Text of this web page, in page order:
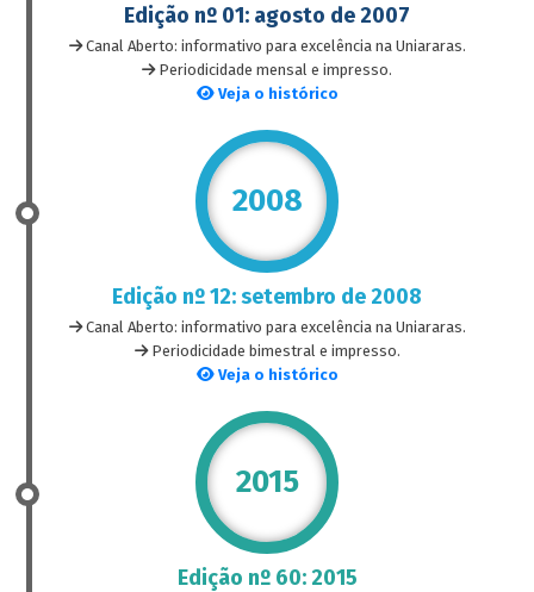
Edição nº 01: agosto de 2007
Canal Aberto: informativo para excelência na Uniararas.
Periodicidade mensal e impresso.
Veja o histórico
2008
Edição nº 12: setembro de 2008
Canal Aberto: informativo para excelência na Uniararas.
Periodicidade bimestral e impresso.
Veja o histórico
2015
Edição nº 60: 2015